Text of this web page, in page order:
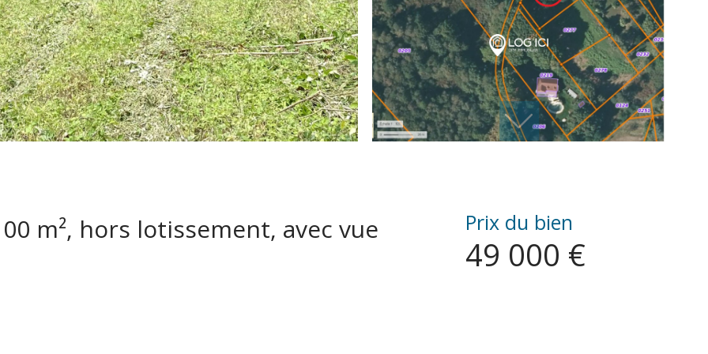
m², hors lotissement, avec vue Prix du bien
49 000 €